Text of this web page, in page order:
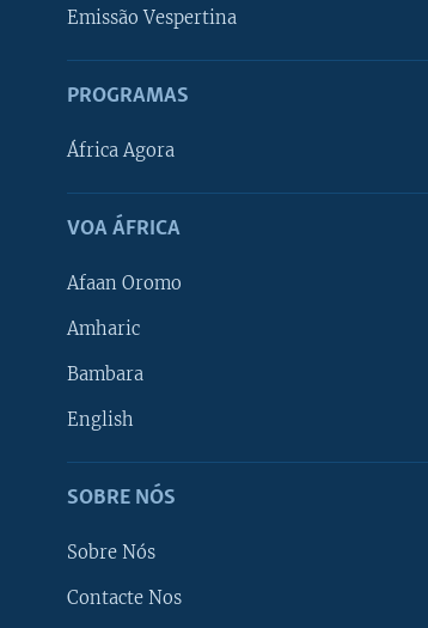
Emissão Vespertina
PROGRAMAS
África Agora
VOA ÁFRICA
Afaan Oromo
Amharic
Bambara
English
SOBRE NÓS
Sobre Nós
Contacte Nos